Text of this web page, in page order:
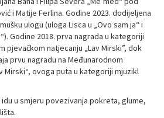
i Matije Ferlina. Godine 2023. dodijeljena
ulogu (uloga Lisca u „Ovo sam ja“ i
Godine 2018. prva nagrada u kategoriji
pjevačkom natjecanju „Lav Mirski”, dok
prvu nagradu na Međunarodnom
Mirski“, ovoga puta u kategoriji mjuzikl
u smjeru povezivanja pokreta, glume,